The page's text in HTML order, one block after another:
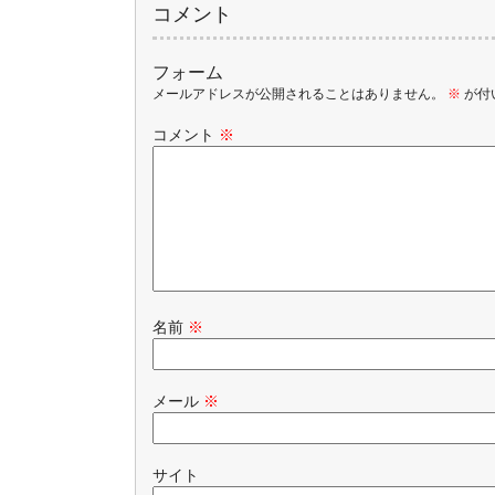
コメント
フォーム
メールアドレスが公開されることはありません。 ※ が付
コメント ※
名前 ※
メール ※
サイト